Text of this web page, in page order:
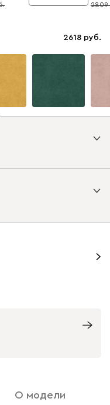
8
2809
2618
Изумруд
О модели